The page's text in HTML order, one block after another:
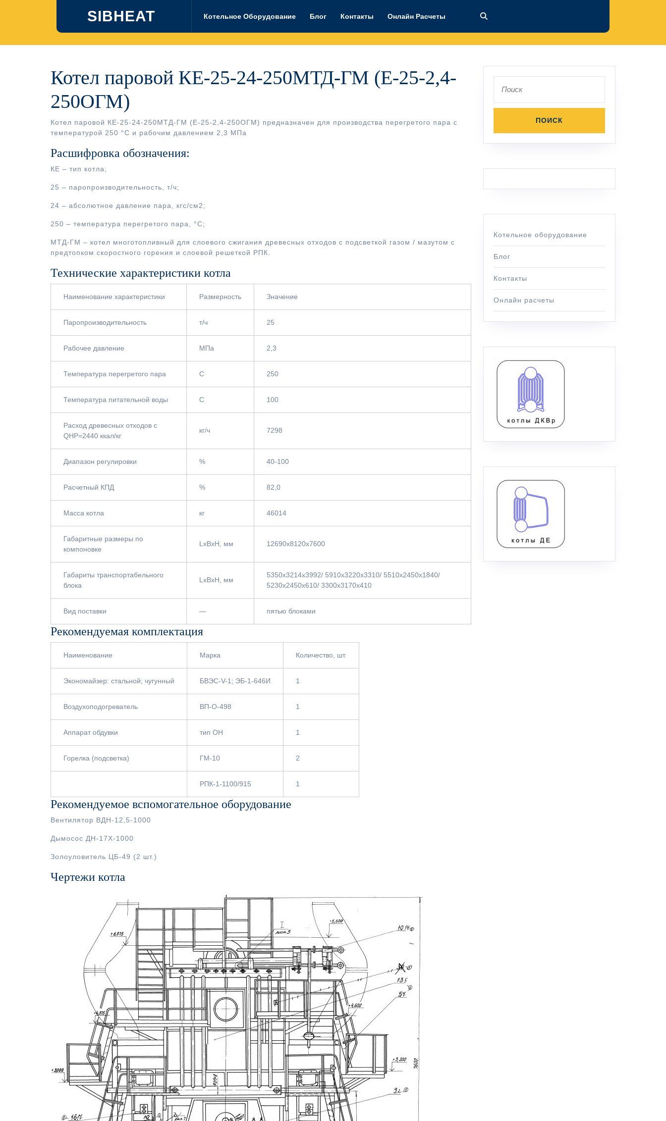
SIBHEAT Котельное Оборудование Блог Контакты Онлайн Расчеты
Котел паровой КЕ-25-24-250МТД-ГМ (Е-25-2,4-
250ОГМ)
Котел паровой КЕ-25-24-250МТД-ГМ (Е-25-2,4-250ОГМ) предназначен для производства перегретого пара с
температурой 250 °С и рабочим давлением 2,3 МПа
Расшифровка обозначения:
КЕ – тип котла;
25 – паропроизводительность, т/ч;
24 – абсолютное давление пара, кгс/см2;
250 – температура перегретого пара, °С;
МТД-ГМ – котел многотопливный для слоевого сжигания древесных отходов с подсветкой газом / мазутом с
предтопком скоростного горения и слоевой решеткой РПК.
Технические характеристики котла
Наименование характеристики Размерность Значение
Паропроизводительность т/ч 25
Рабочее давление МПа 2,3
Температура перегретого пара С 250
Температура питательной воды С 100
Расход древесных отходов с
QНР=2440 ккал/кг
кг/ч 7298
Диапазон регулировки % 40-100
Расчетный КПД % 82,0
Масса котла кг 46014
Габаритные размеры по
компоновке
LxBxH, мм 12690х8120х7600
Габариты транспортабельного
блока
LxBxH, мм
5350x3214x3992/ 5910x3220x3310/ 5510х2450х1840/
5230х2450х610/ 3300х3170х410
Вид поставки — пятью блоками
Рекомендуемая комплектация
Наименование Марка Количество, шт.
Экономайзер: стальной; чугунный БВЭС-V-1; ЭБ-1-646И 1
Воздухоподогреватель ВП-О-498 1
Аппарат обдувки тип ОН 1
Горелка (подсветка) ГМ-10 2
РПК-1-1100/915 1
Рекомендуемое вспомогательное оборудование
Вентилятор ВДН-12,5-1000
Дымосос ДН-17Х-1000
Золоуловитель ЦБ-49 (2 шт.)
Чертежи котла
по:
Котельное оборудование
Блог
Контакты
Онлайн расчеты